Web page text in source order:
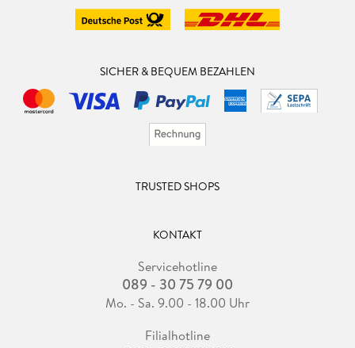
SICHER & BEQUEM BEZAHLEN
TRUSTED SHOPS
KONTAKT
Servicehotline
089 - 30 75 79 00
Mo. - Sa. 9.00 - 18.00 Uhr
Filialhotline